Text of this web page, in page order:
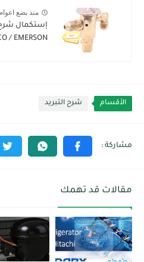
منذ بضع اعوام
إستكمال
/ EMERSON
الأقسام شرح التبريد
مقالات قد تهمك